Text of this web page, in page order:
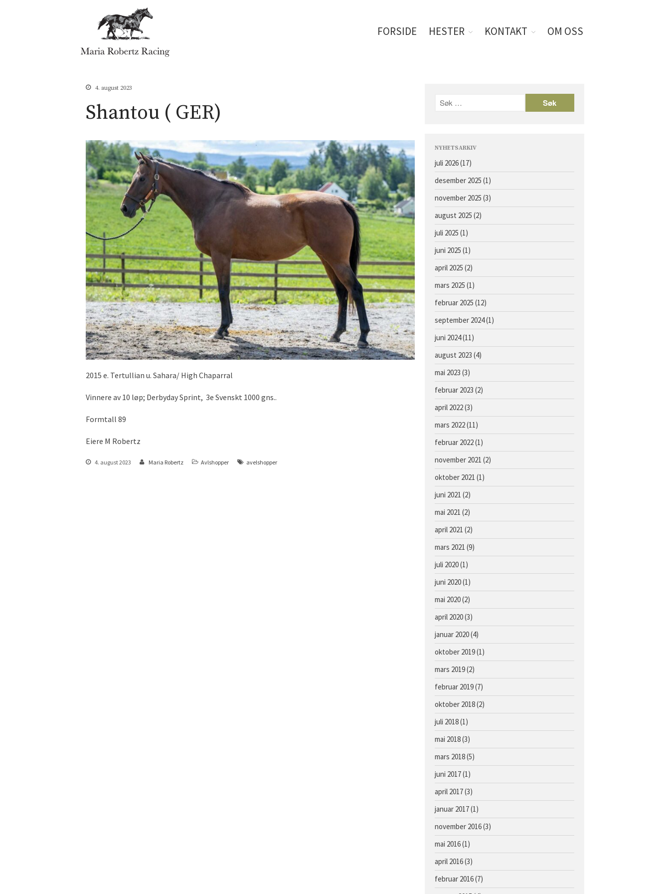
Åringer 2016
Føll 2022
Føll 2021
Føll 2016
Føll 2015
Om oss
Årets föll og åringer 2026 –
Hingst e. Moohaajim u. Kocna
Hingst e. Appel Au Maitre u.
FORSIDE HESTER KONTAKT OM OSS
4. august 2023
Shantou ( GER)
2015 e. Tertullian u. Sahara/ High Chaparral
Vinnere av 10 løp; Derbyday Sprint, 3e Svenskt 1000 gns..
Formtall 89
Eiere M Robertz
4. august 2023 Maria Robertz Avlshopper avelshopper
NYHETSARKIV
juli 2026(17)
desember 2025 (1)
november 2025 (3)
august 2025 (2)
juli 2025 (1)
juni 2025 (1)
april 2025 (2)
mars 2025 (1)
februar 2025 (12)
september 2024(1)
juni 2024(11)
august 2023 (4)
mai 2023 (3)
februar 2023 (2)
april 2022(3)
mars 2022(11)
februar 2022(1)
november 2021 (2)
oktober 2021 (1)
juni 2021 (2)
mai 2021 (2)
april 2021 (2)
mars 2021 (9)
juli 2020(1)
juni 2020(1)
mai 2020(2)
april 2020(3)
januar 2020(4)
oktober 2019(1)
mars 2019(2)
februar 2019(7)
oktober 2018(2)
juli 2018(1)
mai 2018(3)
mars 2018(5)
juni 2017(1)
april 2017(3)
januar 2017(1)
november 2016(3)
mai 2016(1)
april 2016(3)
februar 2016(7)